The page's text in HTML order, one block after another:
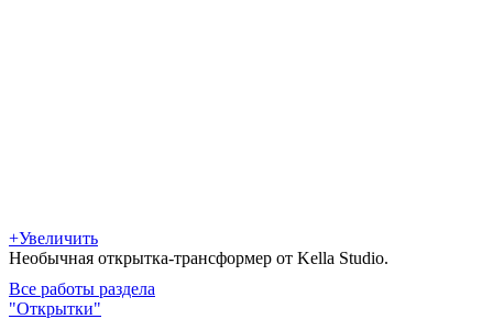
+Увеличить
Необычная открытка-трансформер от Kella Studio.
Все работы раздела
"Открытки"